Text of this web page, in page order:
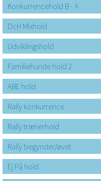
Konkurrencehold B - A
DcH Mixhold
Udviklingshold
Familiehunde hold 2
ABE hold
Rally konkurrence
Rally trænerhold
Rally begynder/øvet
Ej På hold